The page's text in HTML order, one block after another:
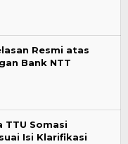
Resmi atas
Bank NTT
TTU Somasi
Isi Klarifikasi